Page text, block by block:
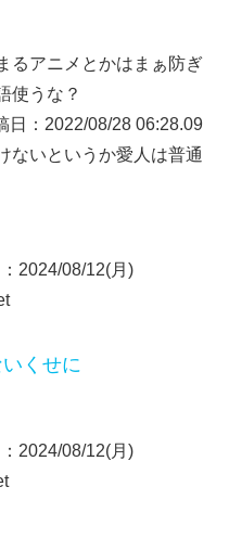
るアニメとかはまぁ防ぎ
使うな？
日：2022/08/28 06:28.09
ないというか愛人は普通
：2024/08/12(月)
くせに
：2024/08/12(月)